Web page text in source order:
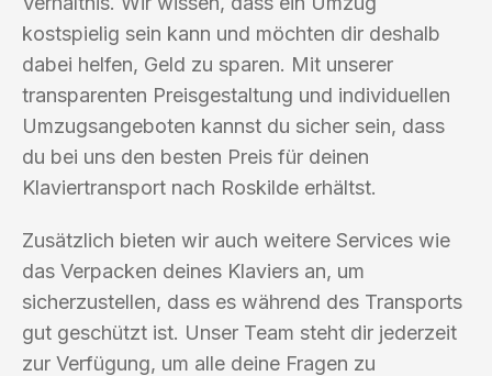
kostspielig sein kann und möchten dir deshalb
dabei helfen, Geld zu sparen. Mit unserer
transparenten Preisgestaltung und individuellen
Umzugsangeboten kannst du sicher sein, dass
du bei uns den besten Preis für deinen
Klaviertransport nach Roskilde erhältst.
Zusätzlich bieten wir auch weitere Services wie
das Verpacken deines Klaviers an, um
sicherzustellen, dass es während des Transports
gut geschützt ist. Unser Team steht dir jederzeit
zur Verfügung, um alle deine Fragen zu